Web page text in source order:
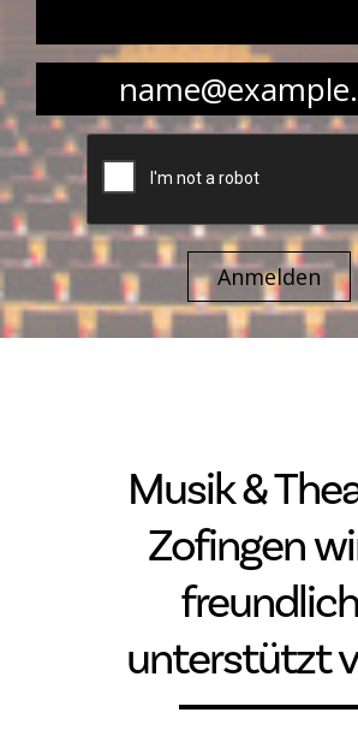
Anmelden
Musik &
Zofingen
freundlich
unterstützt